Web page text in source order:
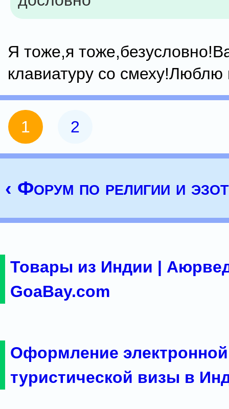
Я тоже,я
клавиатуру со смеху!Люблю
1 2
‹ Форум по религии и
Товары из Индии |
GoaBay.com
Оформление электронной
туристической визы в